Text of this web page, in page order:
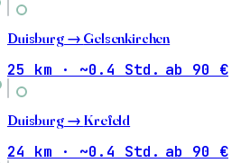
Duisburg → Gelsenkirchen
25 km · ~0.4 Std. ab 90 €
Duisburg → Krefeld
24 km · ~0.4 Std. ab 90 €